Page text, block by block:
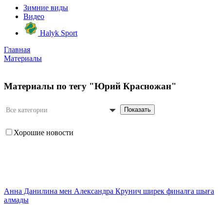
Зимние виды
Видео
Halyk Sport
Главная
Материалы
Материалы по тегу "Юрий Красножан"
Все категории Показать
Хорошие новости
Анна Данилина мен Александра Крунич ширек финалға шыға
алмады